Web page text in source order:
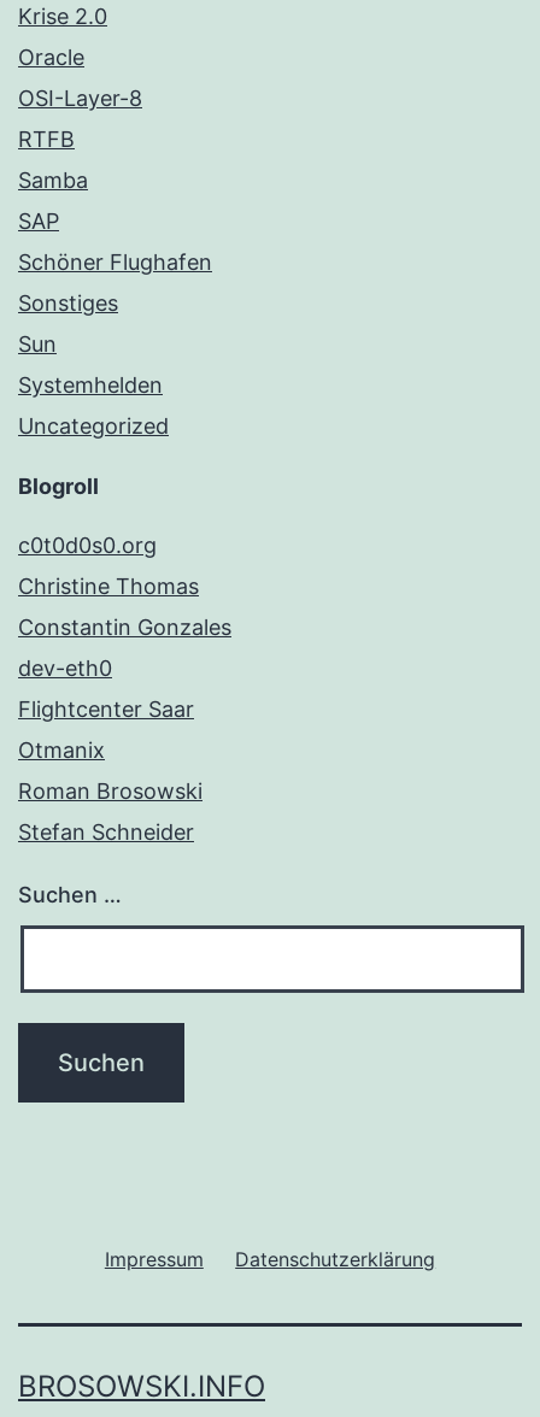
Krise 2.0
Oracle
OSI-Layer-8
RTFB
Samba
SAP
Schöner Flughafen
Sonstiges
Sun
Systemhelden
Uncategorized
Blogroll
c0t0d0s0.org
Christine Thomas
Constantin Gonzales
dev-eth0
Flightcenter Saar
Otmanix
Roman Brosowski
Stefan Schneider
Suchen …
Impressum Datenschutzerklärung
BROSOWSKI.INFO